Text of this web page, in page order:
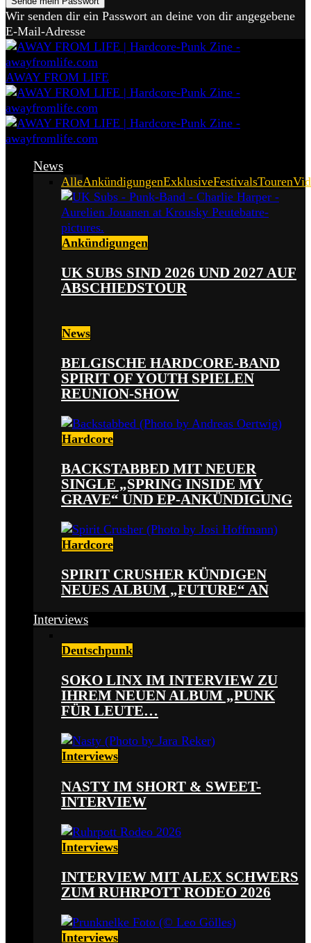
Wir senden dir ein Passwort an deine von dir angegebene
E-Mail-Adresse
AWAY FROM LIFE
News
AlleAnkündigungenExklusiveFestivalsTouren
Ankündigungen
UK SUBS SIND 2026 UND 2027 AUF
ABSCHIEDSTOUR
News
BELGISCHE HARDCORE-BAND
SPIRIT OF YOUTH SPIELEN
REUNION-SHOW
Hardcore
BACKSTABBED MIT NEUER
SINGLE „SPRING INSIDE MY
GRAVE“ UND EP-ANKÜNDIGUNG
Hardcore
SPIRIT CRUSHER KÜNDIGEN
NEUES ALBUM „FUTURE“ AN
Interviews
Deutschpunk
SOKO LINX IM INTERVIEW ZU
IHREM NEUEN ALBUM „PUNK
FÜR LEUTE…
Interviews
NASTY IM SHORT & SWEET-
INTERVIEW
Interviews
INTERVIEW MIT ALEX SCHWERS
ZUM RUHRPOTT RODEO 2026
Interviews